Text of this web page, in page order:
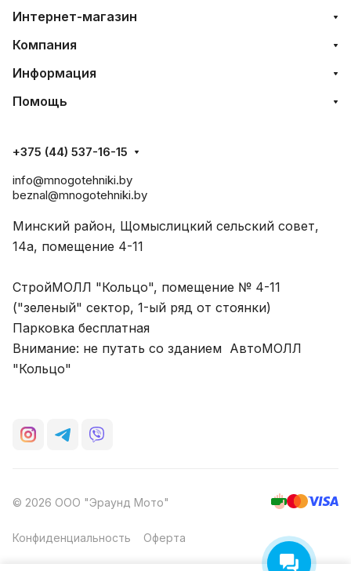
Интернет-магазин
Компания
Информация
Помощь
+375 (44) 537-16-15
info@mnogotehniki.by
beznal@mnogotehniki.by
Минский район, Щомыслицкий сельский совет,
14а, помещение 4-11
СтройМОЛЛ "Кольцо", помещение № 4-11
("зеленый" сектор, 1-ый ряд от стоянки)
Парковка бесплатная
Внимание: не путать со зданием АвтоМОЛЛ
"Кольцо"
© 2026 ООО "Эраунд Мото"
Конфиденциальность Оферта